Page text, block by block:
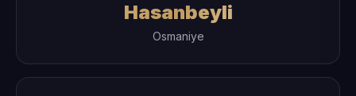
Hasanbeyli
Osmaniye